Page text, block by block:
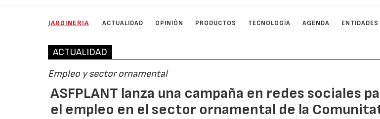
JARDINERÍA ACTUALIDAD OPINIÓN PRODUCTOS TECNOLOGÍA AGENDA ENTIDADES
ACTUALIDAD
Empleo y sector ornamental
ASFPLANT lanza una campaña en redes sociales
el empleo en el sector ornamental de la